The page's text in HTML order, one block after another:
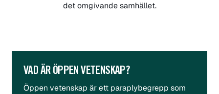
det omgivande samhället.
VAD ÄR ÖPPEN VETENSKAP?
Öppen vetenskap är ett paraplybegrepp som